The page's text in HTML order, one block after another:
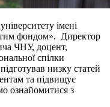
імені
фондом». Директор
ЧНУ, доцент,
спілки
низку статей
та підвищує
ознайомитися з